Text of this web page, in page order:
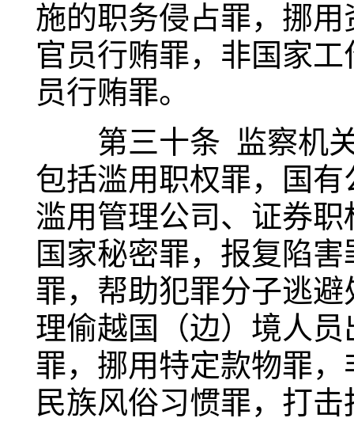
施的职务侵占罪，挪
官员行贿罪，非国家
员行贿罪。
第三十条 监察机关
包括滥用职权罪，国
滥用管理公司、证券
国家秘密罪，报复陷
罪，帮助犯罪分子逃
理偷越国（边）境人
罪，挪用特定款物罪
民族风俗习惯罪，打